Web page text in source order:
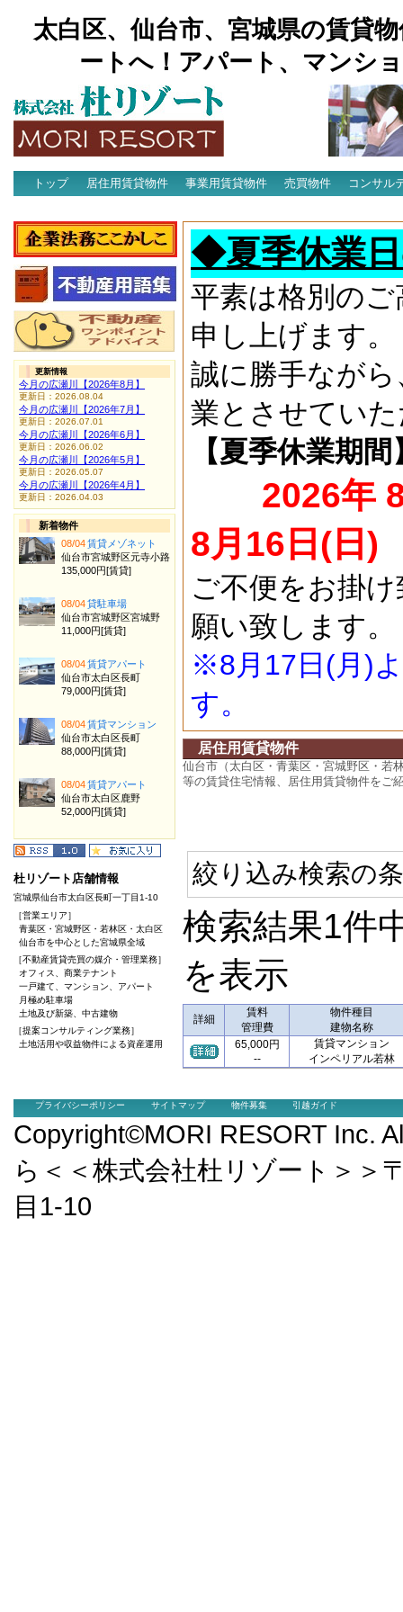
太白区、仙台市、宮城県の賃貸
ートへ！アパート、マンシ
トップ 居住用賃貸物件 事業用賃貸物件 売買物件
コンサル
◆夏季休業
平素は格別の
申し上げます。
誠に勝手なが
業とさせてい
【夏季休業期間
2026年
8月16日(日)
ご不便をお掛
願い致します。
※8月17日(月)
す。
居住用賃貸物件
仙台市（太白区・青葉区・宮城野区・若
等の賃貸住宅情報、居住用賃貸物件をご
絞り込み検索の
検索結果1件
を表示
詳細
賃料
管理費
物件種目
建物名称
65,000円
--
賃貸マンション
インペリアル若林
更新情報
今月の広瀬川【2026年8月】
更新日：2026.08.04
今月の広瀬川【2026年7月】
更新日：2026.07.01
今月の広瀬川【2026年6月】
更新日：2026.06.02
今月の広瀬川【2026年5月】
更新日：2026.05.07
今月の広瀬川【2026年4月】
更新日：2026.04.03
新着物件
08/04賃貸メゾネット
仙台市宮城野区元寺小路
135,000円[賃貸]
08/04貸駐車場
仙台市宮城野区宮城野
11,000円[賃貸]
08/04賃貸アパート
仙台市太白区長町
79,000円[賃貸]
08/04賃貸マンション
仙台市太白区長町
88,000円[賃貸]
08/04賃貸アパート
仙台市太白区鹿野
52,000円[賃貸]
杜リゾート店舗情報
宮城県仙台市太白区長町一丁目1-10
［営業エリア］
青葉区・宮城野区・若林区・太白区
仙台市を中心とした宮城県全域
［不動産賃貸売買の媒介・管理業務］
オフィス、商業テナント
一戸建て、マンション、アパート
月極め駐車場
土地及び新築、中古建物
［提案コンサルティング業務］
土地活用や収益物件による資産運用
プライバシーポリシー サイトマップ 物件募集 引越ガイド
Copyright©MORI RESORT Inc.
ら＜＜株式会社杜リゾート＞＞
目1-10